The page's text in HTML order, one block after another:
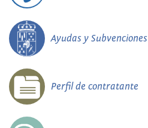
Ayudas y Subvenciones
Perfil de contratante